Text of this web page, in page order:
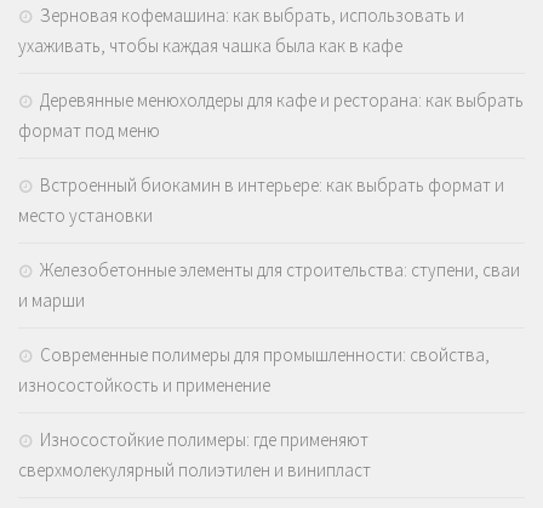
Зерновая кофемашина: как выбрать, использовать и
ухаживать, чтобы каждая чашка была как в кафе
Деревянные менюхолдеры для кафе и ресторана: как выбрать
формат под меню
Встроенный биокамин в интерьере: как выбрать формат и
место установки
Железобетонные элементы для строительства: ступени, сваи
и марши
Современные полимеры для промышленности: свойства,
износостойкость и применение
Износостойкие полимеры: где применяют
сверхмолекулярный полиэтилен и винипласт